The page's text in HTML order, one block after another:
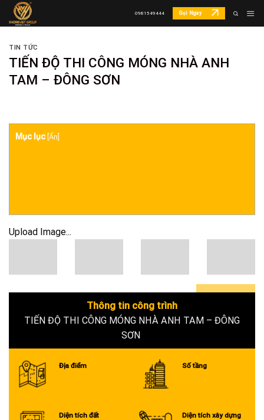
Skip
0981549444 Gọi Ngay
TIN TỨC
TIẾN ĐỘ THI CÔNG MÓNG NHÀ ANH
TAM – ĐÔNG SƠN
Mục lục Ẩn
Upload Image...
0+
Thông tin công trình
TIẾN ĐỘ THI CÔNG MÓNG NHÀ ANH TAM – ĐÔNG
SƠN
Địa điểm Số tầng
Diện tích đất Diện tích xây dựng